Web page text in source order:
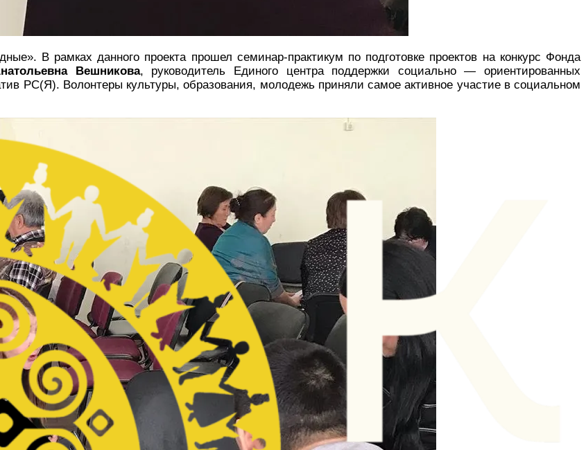
В рамках данного проекта прошел семинар-практикум по подготовке проектов на конкурс Фонда
Вешникова, руководитель Единого центра поддержки социально — ориентированных
РС(Я). Волонтеры культуры, образования, молодежь приняли самое активное участие в социальном